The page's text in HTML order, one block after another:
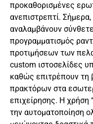
προκαθορισμένες
ανεπιστρεπτί.
αναλαμβάνουν
προγραμματισμός
προτιμήσεων των
custom ιστοσελίδες
καθώς επιτρέπουν
πρακτόρων στα
επιχείρησης. Η χρήση
την αυτοματοποίηση